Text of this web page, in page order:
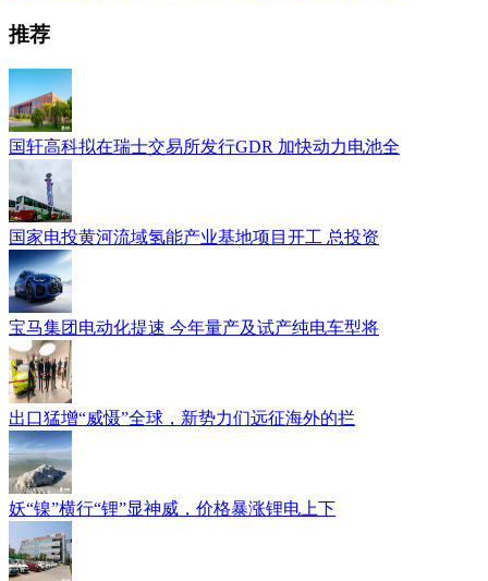
推荐
国轩高科拟在瑞士交易所发行GDR 加快动力电池全
国家电投黄河流域氢能产业基地项目开工 总投资
宝马集团电动化提速 今年量产及试产纯电车型将
出口猛增“威慑”全球，新势力们远征海外的拦
妖“镍”横行“锂”显神威，价格暴涨锂电上下